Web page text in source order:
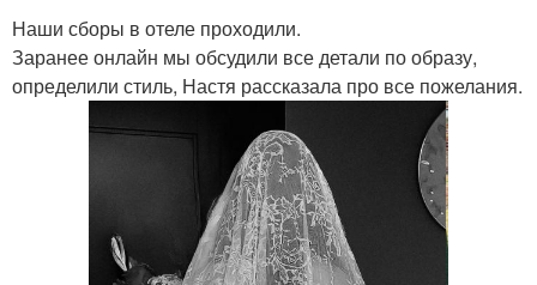
Наши сборы в отеле проходили.
Заранее онлайн мы обсудили все детали по образу,
определили стиль, Настя рассказала про все пожелания.